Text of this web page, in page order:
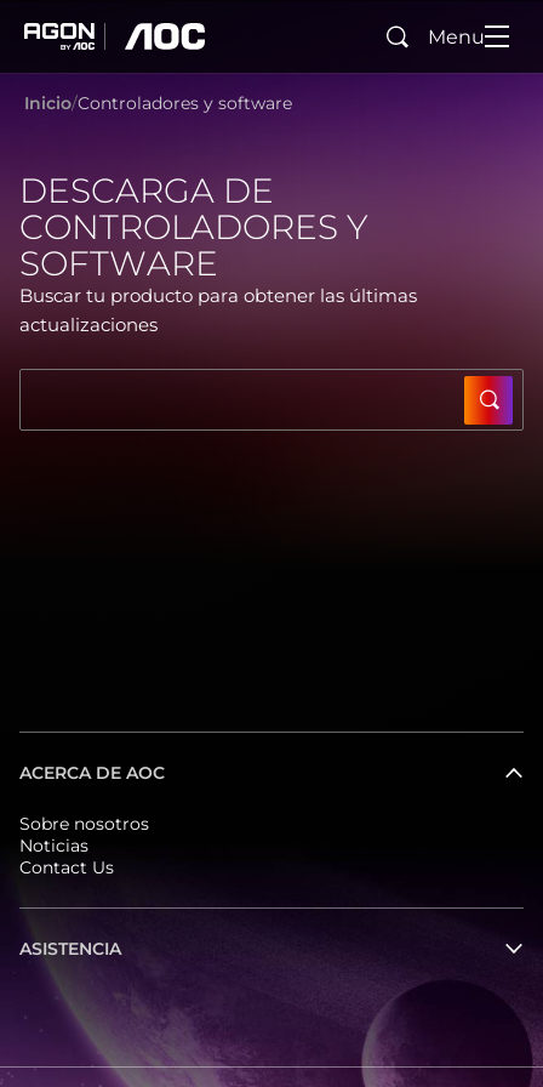
agon aoc
BuscarMenu
Inicio Controladores y software
DESCARGA DE
CONTROLADORES Y
SOFTWARE
Buscar tu producto para obtener las últimas
actualizaciones
ACERCA DE AOC
Sobre nosotros
Noticias
Contact Us
ASISTENCIA